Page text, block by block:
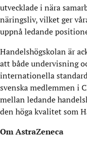
utvecklade i nära
näringsliv, vilket ger
uppnå ledande
Handelshögskolan är
att både undervisning
internationella
svenska medlemmen i
mellan ledande
den höga kvalitet som
Om AstraZeneca